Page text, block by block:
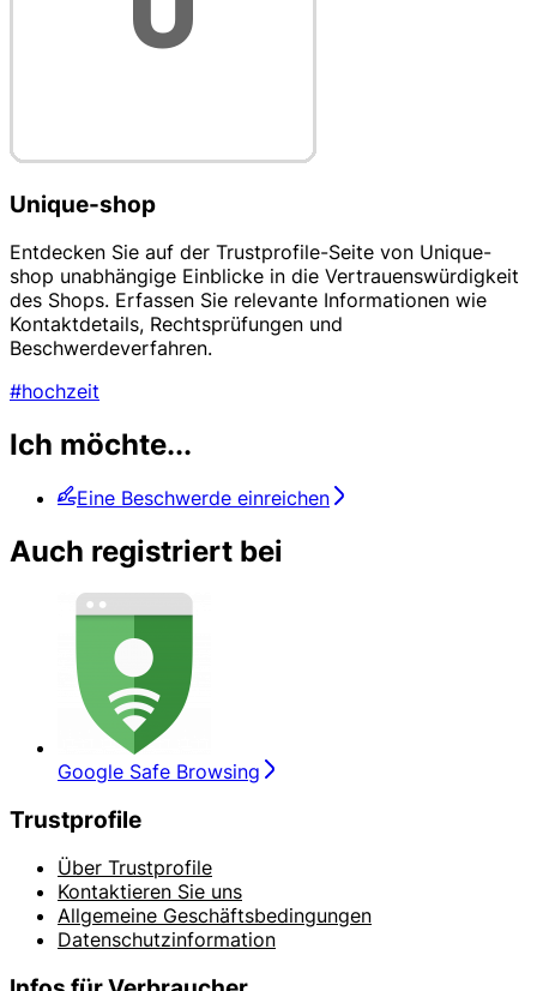
Unique-shop
Entdecken Sie auf der Trustprofile-Seite von Unique-
shop unabhängige Einblicke in die Vertrauenswürdigkeit
des Shops. Erfassen Sie relevante Informationen wie
Kontaktdetails, Rechtsprüfungen und
Beschwerdeverfahren.
#hochzeit
Ich möchte...
Eine Beschwerde einreichen
Auch registriert bei
Google Safe Browsing
Trustprofile
Über Trustprofile
Kontaktieren Sie uns
Allgemeine Geschäftsbedingungen
Datenschutzinformation